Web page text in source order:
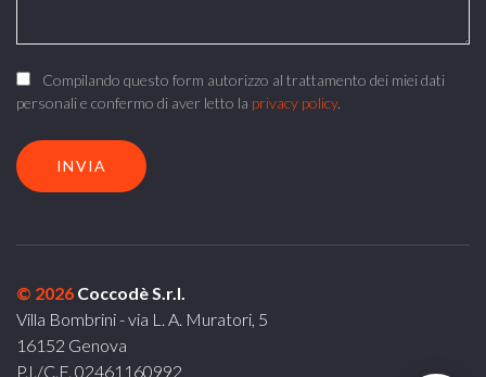
Compilando questo form autorizzo al trattamento dei miei dati
personali e confermo di aver letto la privacy policy.
© 2026 Coccodè S.r.l.
Villa Bombrini - via L. A. Muratori, 5
16152 Genova
P.I./C.F. 02461160992